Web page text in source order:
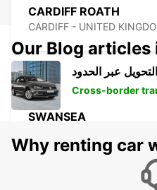
CARDIFF ROATH
CARDIFF - UNITED
SWANSEA
عبر الحدود
Cross-border
Why renting car